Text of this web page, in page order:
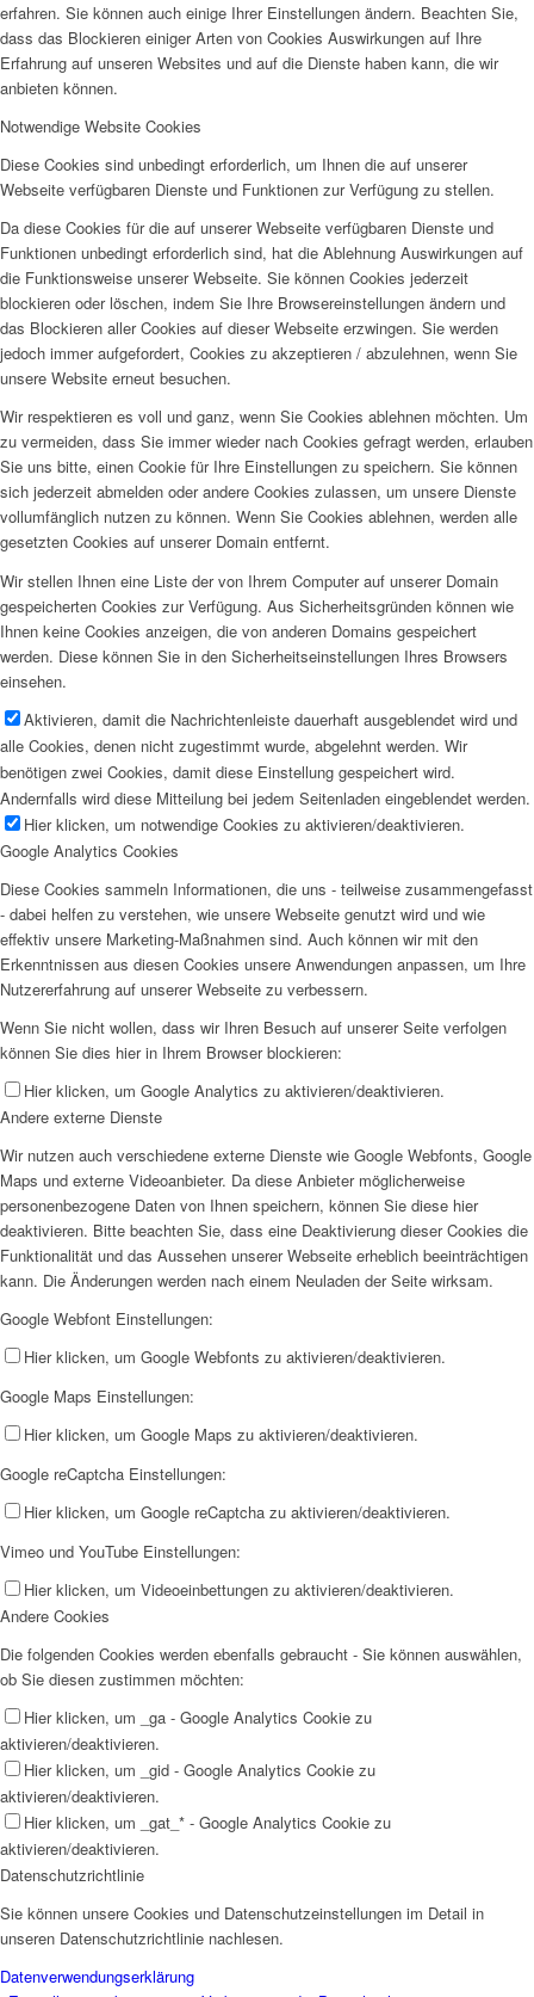
erfahren. Sie können auch einige Ihrer Einstellungen ändern. Beachten Sie,
dass das Blockieren einiger Arten von Cookies Auswirkungen auf Ihre
Erfahrung auf unseren Websites und auf die Dienste haben kann, die wir
anbieten können.
Notwendige Website Cookies
Diese Cookies sind unbedingt erforderlich, um Ihnen die auf unserer
Webseite verfügbaren Dienste und Funktionen zur Verfügung zu stellen.
Da diese Cookies für die auf unserer Webseite verfügbaren Dienste und
Funktionen unbedingt erforderlich sind, hat die Ablehnung Auswirkungen auf
die Funktionsweise unserer Webseite. Sie können Cookies jederzeit
blockieren oder löschen, indem Sie Ihre Browsereinstellungen ändern und
das Blockieren aller Cookies auf dieser Webseite erzwingen. Sie werden
jedoch immer aufgefordert, Cookies zu akzeptieren / abzulehnen, wenn Sie
unsere Website erneut besuchen.
Wir respektieren es voll und ganz, wenn Sie Cookies ablehnen möchten. Um
zu vermeiden, dass Sie immer wieder nach Cookies gefragt werden, erlauben
Sie uns bitte, einen Cookie für Ihre Einstellungen zu speichern. Sie können
sich jederzeit abmelden oder andere Cookies zulassen, um unsere Dienste
vollumfänglich nutzen zu können. Wenn Sie Cookies ablehnen, werden alle
gesetzten Cookies auf unserer Domain entfernt.
Wir stellen Ihnen eine Liste der von Ihrem Computer auf unserer Domain
gespeicherten Cookies zur Verfügung. Aus Sicherheitsgründen können wie
Ihnen keine Cookies anzeigen, die von anderen Domains gespeichert
werden. Diese können Sie in den Sicherheitseinstellungen Ihres Browsers
einsehen.
Aktivieren, damit die Nachrichtenleiste dauerhaft ausgeblendet wird und
alle Cookies, denen nicht zugestimmt wurde, abgelehnt werden. Wir
benötigen zwei Cookies, damit diese Einstellung gespeichert wird.
Andernfalls wird diese Mitteilung bei jedem Seitenladen eingeblendet werden.
Hier klicken, um notwendige Cookies zu aktivieren/deaktivieren.
Google Analytics Cookies
Diese Cookies sammeln Informationen, die uns - teilweise zusammengefasst
- dabei helfen zu verstehen, wie unsere Webseite genutzt wird und wie
effektiv unsere Marketing-Maßnahmen sind. Auch können wir mit den
Erkenntnissen aus diesen Cookies unsere Anwendungen anpassen, um Ihre
Nutzererfahrung auf unserer Webseite zu verbessern.
Wenn Sie nicht wollen, dass wir Ihren Besuch auf unserer Seite verfolgen
können Sie dies hier in Ihrem Browser blockieren:
Hier klicken, um Google Analytics zu aktivieren/deaktivieren.
Andere externe Dienste
Wir nutzen auch verschiedene externe Dienste wie Google Webfonts, Google
Maps und externe Videoanbieter. Da diese Anbieter möglicherweise
personenbezogene Daten von Ihnen speichern, können Sie diese hier
deaktivieren. Bitte beachten Sie, dass eine Deaktivierung dieser Cookies die
Funktionalität und das Aussehen unserer Webseite erheblich beeinträchtigen
kann. Die Änderungen werden nach einem Neuladen der Seite wirksam.
Google Webfont Einstellungen:
Hier klicken, um Google Webfonts zu aktivieren/deaktivieren.
Google Maps Einstellungen:
Hier klicken, um Google Maps zu aktivieren/deaktivieren.
Google reCaptcha Einstellungen:
Hier klicken, um Google reCaptcha zu aktivieren/deaktivieren.
Vimeo und YouTube Einstellungen:
Hier klicken, um Videoeinbettungen zu aktivieren/deaktivieren.
Andere Cookies
Die folgenden Cookies werden ebenfalls gebraucht - Sie können auswählen,
ob Sie diesen zustimmen möchten:
Hier klicken, um _ga - Google Analytics Cookie zu
aktivieren/deaktivieren.
Hier klicken, um _gid - Google Analytics Cookie zu
aktivieren/deaktivieren.
Hier klicken, um _gat_* - Google Analytics Cookie zu
aktivieren/deaktivieren.
Datenschutzrichtlinie
Sie können unsere Cookies und Datenschutzeinstellungen im Detail in
unseren Datenschutzrichtlinie nachlesen.
Datenverwendungserklärung